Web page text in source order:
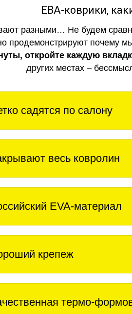
ЕВА-коврики,
разными… Не будем
продемонстрируют почему
откройте каждую
других местах –
садятся по салону
весь ковролин
EVA-материал
крепеж
термо-